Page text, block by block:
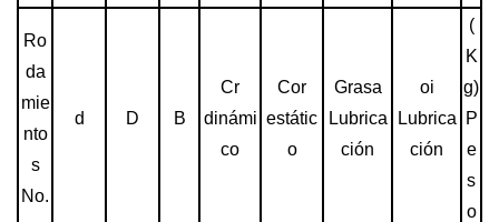
Ro
da
mie
nto
s
No.
d D B
Cr
dinámi
co
Cor
estátic
o
Grasa
Lubrica
ción
oi
Lubrica
ción
(
K
g)
P
e
s
o